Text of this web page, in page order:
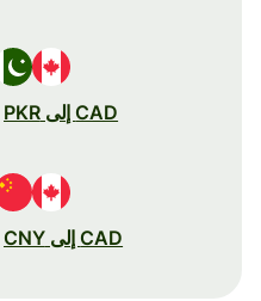
CAD إلى PKR
CAD إلى CNY